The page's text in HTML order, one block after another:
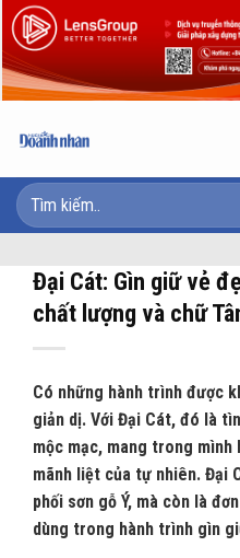
Skip
to
content
Đại Cát: Gìn giữ vẻ
chất lượng và chữ
Có những hành trình được
giản dị. Với Đại Cát, đó là
mộc mạc, mang trong
mãnh liệt của tự nhiên. Đại
phối sơn gỗ Ý, mà còn là
dùng trong hành trình gìn